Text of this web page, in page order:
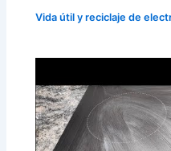
Vida útil y reciclaje de